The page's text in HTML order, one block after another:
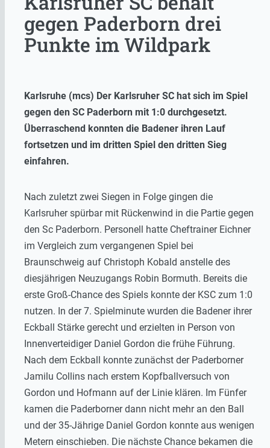
gegen Paderborn drei
Punkte im Wildpark
Karlsruhe (mcs) Der Karlsruher SC hat sich im Spiel
gegen den SC Paderborn mit 1:0 durchgesetzt.
Überraschend konnten die Badener ihren Lauf
fortsetzen und im dritten Spiel den dritten Sieg
einfahren.
Nach zuletzt zwei Siegen in Folge gingen die
Karlsruher spürbar mit Rückenwind in die Partie gegen
den Sc Paderborn. Personell hatte Cheftrainer Eichner
im Vergleich zum vergangenen Spiel bei
Braunschweig auf Christoph Kobald anstelle des
diesjährigen Neuzugangs Robin Bormuth. Bereits die
erste Groß-Chance des Spiels konnte der KSC zum 1:0
nutzen. In der 7. Spielminute wurden die Badener ihrer
Eckball Stärke gerecht und erzielten in Person von
Innenverteidiger Daniel Gordon die frühe Führung.
Nach dem Eckball konnte zunächst der Paderborner
Jamilu Collins nach erstem Kopfballversuch von
Gordon und Hofmann auf der Linie klären. Im Fünfer
kamen die Paderborner dann nicht mehr an den Ball
und der 35-Jährige Daniel Gordon konnte aus wenigen
Metern einschieben. Die nächste Chance bekamen die